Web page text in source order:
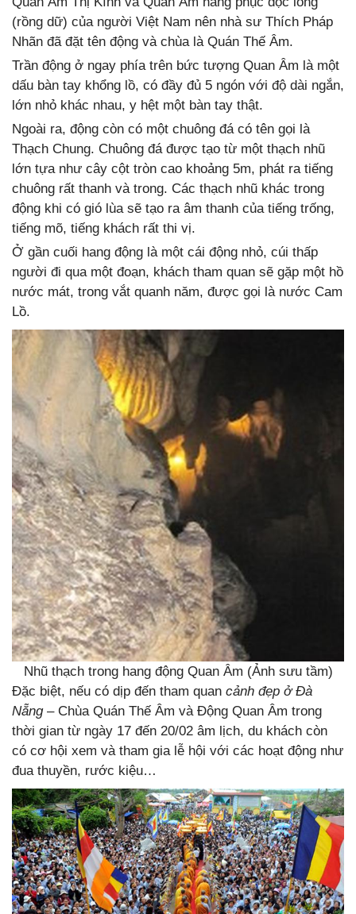
(rồng dữ) của người Việt Nam nên nhà sư Thích Pháp
Nhãn đã đặt tên động và chùa là Quán Thế Âm.
Trần động ở ngay phía trên bức tượng Quan Âm là một
dấu bàn tay khổng lồ, có đầy đủ 5 ngón với độ dài ngắn,
lớn nhỏ khác nhau, y hệt một bàn tay thật.
Ngoài ra, động còn có một chuông đá có tên gọi là
Thạch Chung. Chuông đá được tạo từ một thạch nhũ
lớn tựa như cây cột tròn cao khoảng 5m, phát ra tiếng
chuông rất thanh và trong. Các thạch nhũ khác trong
động khi có gió lùa sẽ tạo ra âm thanh của tiếng trống,
tiếng mõ, tiếng khách rất thi vị.
Ở gần cuối hang động là một cái động nhỏ, cúi thấp
người đi qua một đoạn, khách tham quan sẽ gặp một hồ
nước mát, trong vắt quanh năm, được gọi là nước Cam
Lồ.
Nhũ thạch trong hang động Quan Âm (Ảnh sưu tầm)
Đặc biệt, nếu có dịp đến tham quan cảnh đẹp ở Đà
Nẵng– Chùa Quán Thế Âm và Động Quan Âm trong
thời gian từ ngày 17 đến 20/02 âm lịch, du khách còn
có cơ hội xem và tham gia lễ hội với các hoạt động như
đua thuyền, rước kiệu…